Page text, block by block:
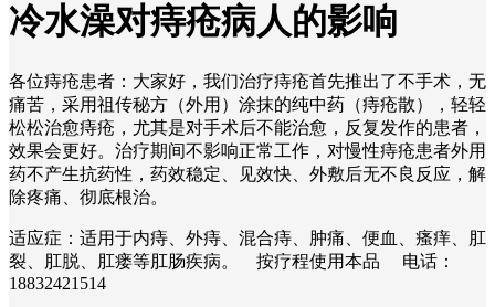
冷水澡对痔疮病人的影响
各位痔疮患者：大家好，我们治疗痔疮首先推出了不手术，无
痛苦，采用祖传秘方（外用）涂抹的纯中药（痔疮散），轻轻
松松治愈痔疮，尤其是对手术后不能治愈，反复发作的患者，
效果会更好。治疗期间不影响正常工作，对慢性痔疮患者外用
药不产生抗药性，药效稳定、见效快、外敷后无不良反应，解
除疼痛、彻底根治。
适应症：适用于内痔、外痔、混合痔、肿痛、便血、瘙痒、肛
裂、肛脱、肛瘘等肛肠疾病。 按疗程使用本品 电话：
18832421514